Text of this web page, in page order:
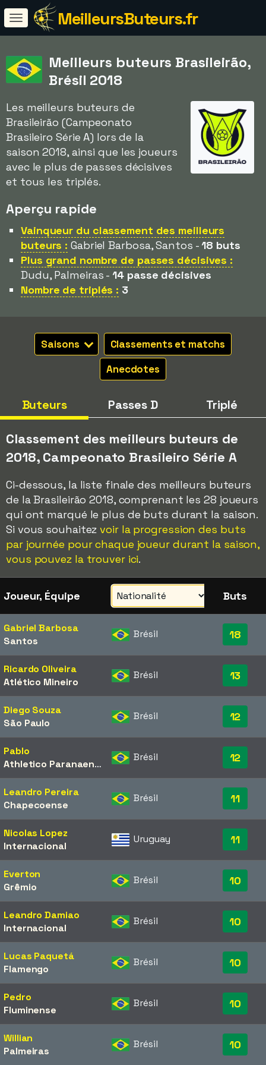
MeilleursButeurs.fr
Meilleurs buteurs Brasileirão,
Brésil 2018
Les meilleurs buteurs de
Brasileirão (Campeonato
Brasileiro Série A) lors de la
saison 2018, ainsi que les joueurs
avec le plus de passes décisives
et tous les triplés.
Aperçu rapide
Vainqueur du classement des meilleurs
buteurs : Gabriel Barbosa, Santos -18 buts
Plus grand nombre de passes décisives :
Dudu, Palmeiras -14 passe décisives
Nombre de triplés : 3
Saisons
Classements et matchs
Anecdotes
Buteurs Passes D Triplé
Classement des meilleurs buteurs de
2018, Campeonato Brasileiro Série A
Ci-dessous, la liste finale des meilleurs buteurs
de la Brasileirão 2018, comprenant les 28 joueurs
qui ont marqué le plus de buts durant la saison.
Si vous souhaitezvoir la progression des buts
par journée pour chaque joueur durant la saison,
vous pouvez la trouver ici.
Joueur, Équipe Buts
Gabriel Barbosa
Santos
Brésil 18
Ricardo Oliveira
Atlético Mineiro
Brésil 13
Diego Souza
São Paulo
Brésil 12
Pablo
Athletico Paranaense
Brésil 12
Leandro Pereira
Chapecoense
Brésil 11
Nicolas Lopez
Internacional
Uruguay 11
Everton
Grêmio
Brésil 10
Leandro Damiao
Internacional
Brésil 10
Lucas Paquetá
Flamengo
Brésil 10
Pedro
Fluminense
Brésil 10
Willian
Palmeiras
Brésil 10